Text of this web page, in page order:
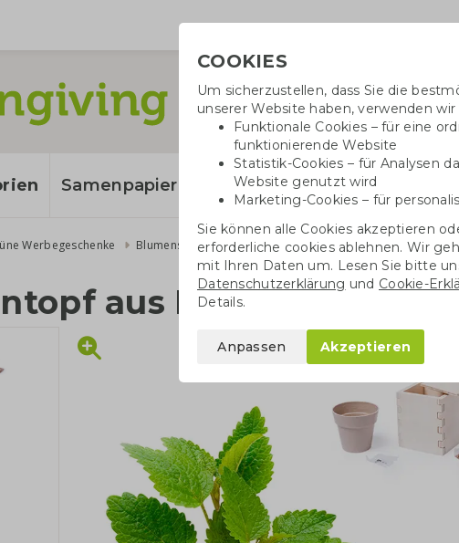
Samenpapier Baumwolltaschen
Werbegeschenke Blumensamen & Blumentöpfe Blumentopf aus Holz mit
aus Holz mit Minze
COOKIES
Um sicherzustellen, dass Sie die
unserer Website haben, verwenden wir
Funktionale Cookies – für eine
funktionierende Website
Statistik-Cookies – für Analysen
Website genutzt wird
Marketing-Cookies – für
Sie können alle Cookies akzeptieren
erforderliche cookies ablehnen. Wir
mit Ihren Daten um. Lesen Sie bitte
Datenschutzerklärung und Cookie-
Details.
Anpassen Akzeptieren